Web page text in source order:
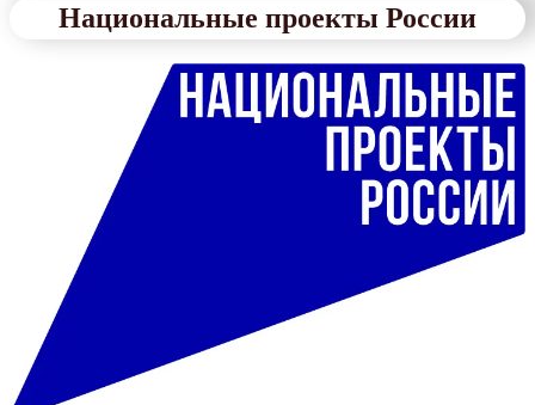
Национальные проекты России